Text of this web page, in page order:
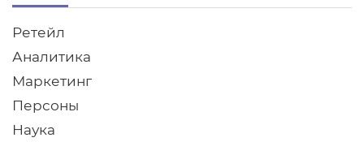
Ретейл
Аналитика
Маркетинг
Персоны
Наука